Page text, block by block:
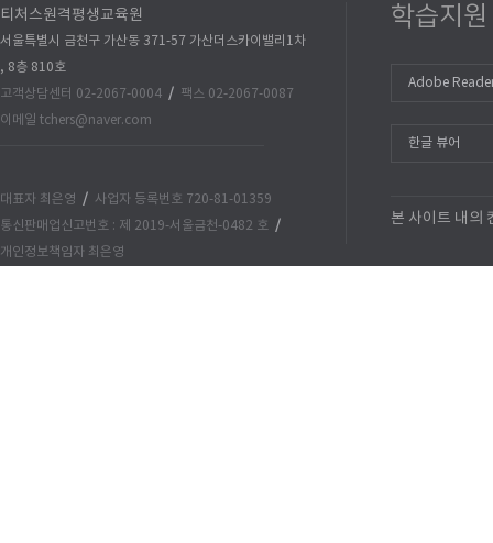
티처스원격평생교육원
서울특별시 금천구 가산동 371-57 가산더스카이밸리1차
, 8층 810호
고객상담센터 02-2067-0004 / 팩스 02-2067-0087
이메일 tchers@naver.com
대표자 최은영 / 사업자 등록번호 720-81-01359
통신판매업신고번호 : 제 2019-서울금천-0482 호 /
개인정보책임자 최은영
학습지
Adobe
한글 뷰어
본 사이트 내의